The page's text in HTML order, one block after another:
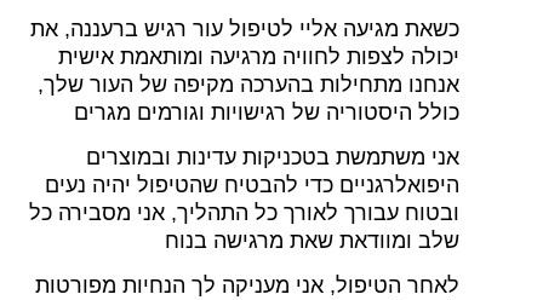
כשאת מגיעה אליי לטיפול עור רגיש ברעננה, את
יכולה לצפות לחוויה מרגיעה ומותאמת אישית
אנחנו מתחילות בהערכה מקיפה של העור שלך,
כולל היסטוריה של רגישויות וגורמים מגרים
אני משתמשת בטכניקות עדינות ובמוצרים
היפואלרגניים כדי להבטיח שהטיפול יהיה נעים
ובטוח עבורך לאורך כל התהליך, אני מסבירה כל
שלב ומוודאת שאת מרגישה בנוח
לאחר הטיפול, אני מעניקה לך הנחיות מפורטות